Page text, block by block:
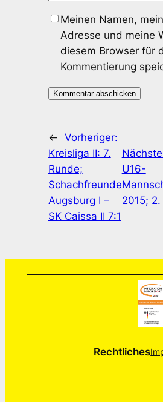
Meinen Namen,
Adresse und meine
diesem Browser für
Kommentierung
← Vorheriger:
Kreisliga II: 7.
Runde;
Schachfreunde
Augsburg I –
SK Caissa II 7:1
U16-
2015; 2.
Rechtliches